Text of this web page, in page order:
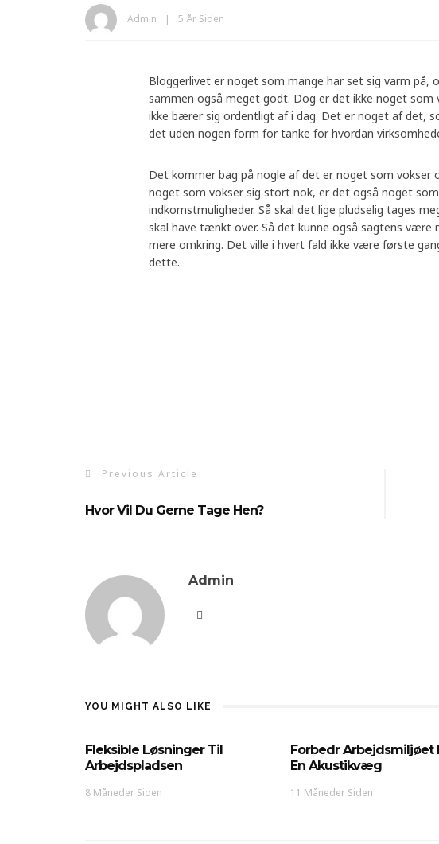
Admin 5 År Siden
Bloggerlivet er noget som mange har set sig varm på,
sammen også meget godt. Dog er det ikke noget
ikke bærer sig ordentligt af i dag. Det er noget af det,
det uden nogen form for tanke for hvordan
Det kommer bag på nogle af det er noget som vokser
noget som vokser sig stort nok, er det også noget
indkomstmuligheder. Så skal det lige pludselig tages
skal have tænkt over. Så det kunne også sagtens
mere omkring. Det ville i hvert fald ikke være første
dette.
Previous Article
Hvor Vil Du Gerne Tage Hen?
Admin
YOU MIGHT ALSO LIKE
Fleksible Løsninger Til
Arbejdspladsen
8 Måneder Siden
Forbedr Arbejdsmiljøet
En Akustikvæg
11 Måneder Siden